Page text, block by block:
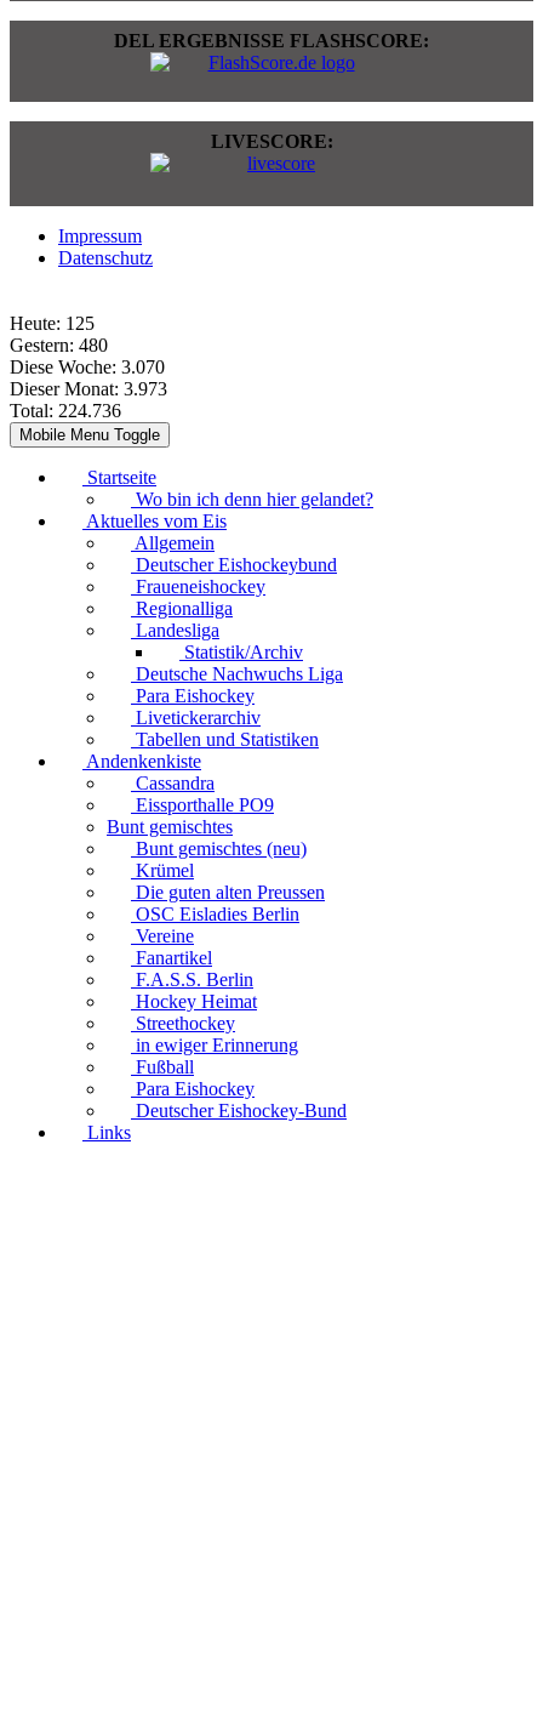
DEL ERGEBNISSE FLASHSCORE:
LIVESCORE:
Impressum
Datenschutz
Heute: 125
Gestern: 480
Diese Woche: 3.070
Dieser Monat: 3.973
Total: 224.736
Mobile Menu Toggle
Startseite
Wo bin ich denn hier gelandet?
Aktuelles vom Eis
Allgemein
Deutscher Eishockeybund
Fraueneishockey
Regionalliga
Landesliga
Statistik/Archiv
Deutsche Nachwuchs Liga
Para Eishockey
Livetickerarchiv
Tabellen und Statistiken
Andenkenkiste
Cassandra
Eissporthalle PO9
Bunt gemischtes
Bunt gemischtes (neu)
Krümel
Die guten alten Preussen
OSC Eisladies Berlin
Vereine
Fanartikel
F.A.S.S. Berlin
Hockey Heimat
Streethockey
in ewiger Erinnerung
Fußball
Para Eishockey
Deutscher Eishockey-Bund
Links